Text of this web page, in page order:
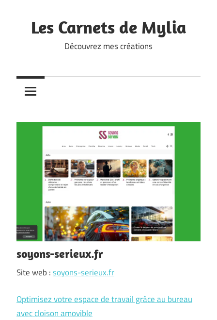
contentLes Carnets de Mylia
Découvrez mes créations
soyons-serieux.fr
Site web :soyons-serieux.fr
Optimisez votre espace de travail grâce au bureau
avec cloison amovible